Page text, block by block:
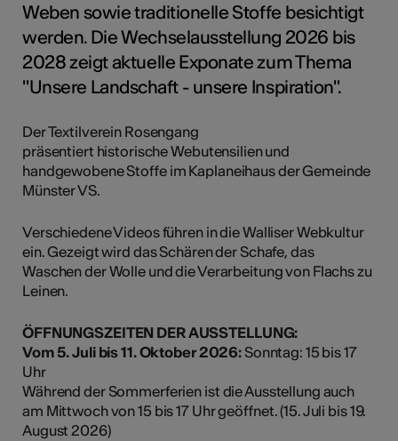
Weben sowie traditionelle Stoffe besichtigt
werden. Die Wechselausstellung 2026 bis
2028 zeigt aktuelle Exponate zum Thema
"Unsere Landschaft - unsere Inspiration".
Der Textilverein Rosengang
präsentiert historische Webutensilien und
handgewobene Stoffe im Kaplaneihaus der Gemeinde
Münster VS.
Verschiedene Videos führen in die Walliser Webkultur
ein. Gezeigt wird das Schären der Schafe, das
Waschen der Wolle und die Verarbeitung von Flachs zu
Leinen.
ÖFFNUNGSZEITEN DER AUSSTELLUNG:
Vom 5. Juli bis 11. Oktober 2026: Sonntag: 15 bis 17
Uhr
Während der Sommerferien ist die Ausstellung auch
am Mittwoch von 15 bis 17 Uhr geöffnet. (15. Juli bis 19.
August 2026)